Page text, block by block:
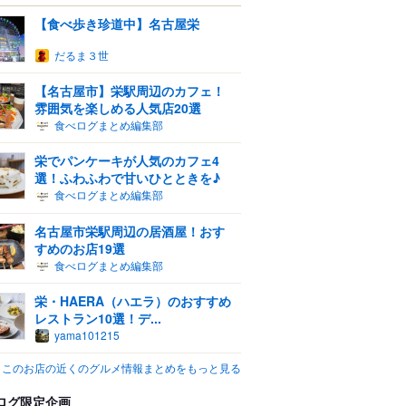
【食べ歩き珍道中】名古屋栄
だるま３世
【名古屋市】栄駅周辺のカフェ！
雰囲気を楽しめる人気店20選
食べログまとめ編集部
栄でパンケーキが人気のカフェ4
選！ふわふわで甘いひとときを♪
食べログまとめ編集部
名古屋市栄駅周辺の居酒屋！おす
すめのお店19選
食べログまとめ編集部
栄・HAERA（ハエラ）のおすすめ
レストラン10選！デ...
yama101215
このお店の近くのグルメ情報まとめをもっと見る
グ限定企画